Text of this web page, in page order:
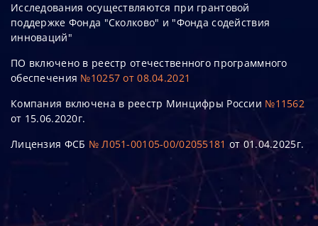
Исследования осуществляются при грантовой
поддержке Фонда "Сколково" и "Фонда содействия
инноваций"
ПО включено в реестр отечественного программного
обеспечения №10257 от 08.04.2021
Компания включена в реестр Минцифры России №11562
от 15.06.2020г.
Лицензия ФСБ № Л051-00105-00/02055181 от 01.04.2025г.